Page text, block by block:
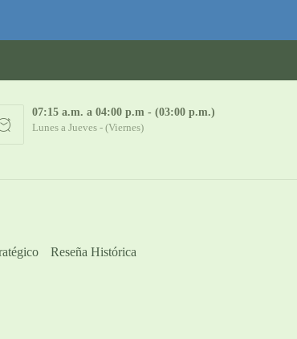
07:15 a.m. a 04:00 p.m - (03:00 p.m.)
Lunes a Jueves - (Viernes)
Reseña Histórica